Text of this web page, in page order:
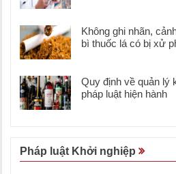
Không ghi nhãn,
bì thuốc lá có bị xử
Quy định về quản lý
pháp luật hiện hành
Pháp luật Khởi nghiệp